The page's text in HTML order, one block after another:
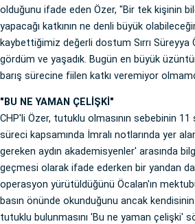
olduğunu ifade eden Özer, "Bir tek kişinin
yapacağı katkının ne denli büyük
kaybettiğimiz değerli dostum Sırrı Süreyya
gördüm ve yaşadık. Bugün en büyük
barış sürecine fiilen katkı veremiyor
"BU NE YAMAN ÇELİŞKİ"
CHP'li Özer, tutuklu olmasının sebebinin
süreci kapsamında İmralı notlarında yer
gereken aydın akademisyenler' arasında
geçmesi olarak ifade ederken bir yandan
operasyon yürütüldüğünü Öcalan'ın
basın önünde okunduğunu ancak
tutuklu bulunmasını 'Bu ne yaman çelişki'